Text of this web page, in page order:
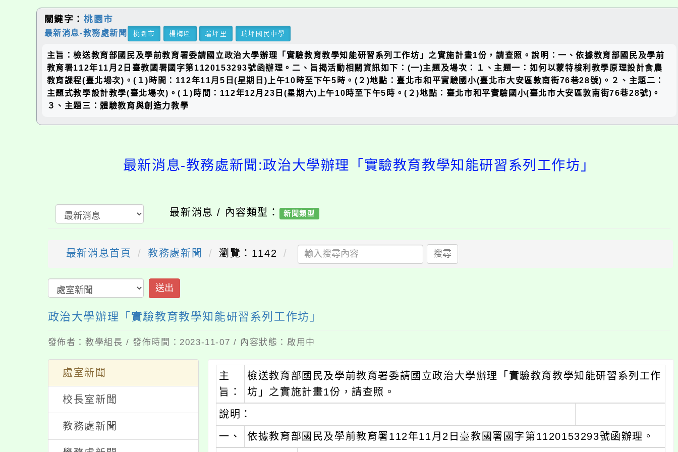
塊
關鍵字： 桃園市
最新消息-教務處新聞 桃園市 楊梅區 瑞坪里 瑞坪國民中學
主旨：檢送教育部國民及學前教育署委請國立政治大學辦理「實驗教育教學知能研習系列工作坊」之實施計畫1份，請查照。說明：一、依據教育部國民及學前
教育署112年11月2日臺教國署國字第1120153293號函辦理。二、旨揭活動相關資訊如下：(一)主題及場次：１、主題一：如何以蒙特梭利教學原理設計食農
教育課程(臺北場次)。(１)時間：112年11月5日(星期日)上午10時至下午5時。(２)地點：臺北市和平實驗國小(臺北市大安區敦南街76巷28號)。２、主題二：
主題式教學設計教學(臺北場次)。(１)時間：112年12月23日(星期六)上午10時至下午5時。(２)地點：臺北市和平實驗國小(臺北市大安區敦南街76巷28號)。
３、主題三：體驗教育與創造力教學
最新消息-教務處新聞:政治大學辦理「實驗教育教學知能研習系列工作坊」
最新消息 / 內容類型： 新聞類型
最新消息首頁 教務處新聞 瀏覽：1142 搜尋
送出
政治大學辦理「實驗教育教學知能研習系列工作坊」
發佈者：教學組長 / 發佈時間：2023-11-07 / 內容狀態：啟用中
處室新聞
校長室新聞
教務處新聞
主
旨：
檢送教育部國民及學前教育署委請國立政治大學辦理「實驗教育教學知能研習系列工作
坊」之實施計畫1份，請查照。
說明：
一、
依據教育部國民及學前教育署112年11月2日臺教國署國字第1120153293號函辦理。